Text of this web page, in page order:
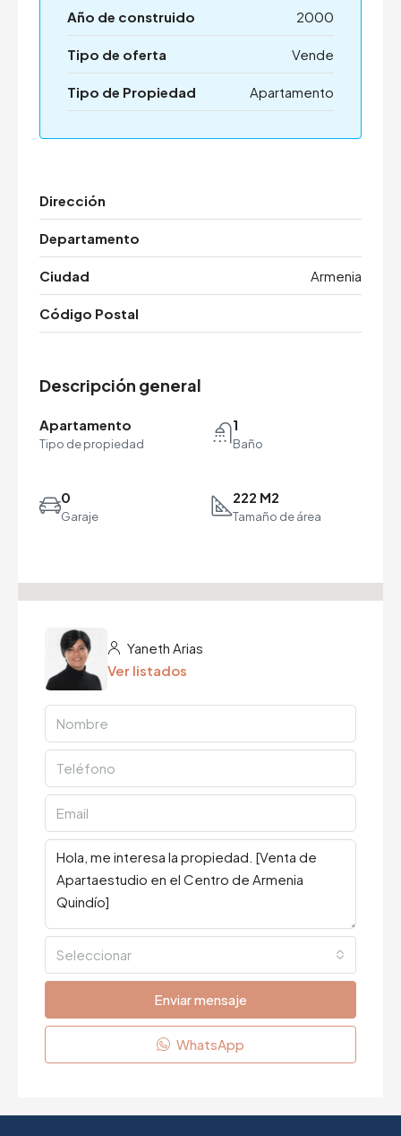
Año de construido 2000
Tipo de oferta Vende
Tipo de Propiedad Apartamento
Dirección
Departamento
Ciudad Armenia
Código Postal
Descripción general
Apartamento
Tipo de propiedad
1
Baño
0
Garaje
222 M2
Tamaño de área
Yaneth Arias
Ver listados
Seleccionar
Enviar mensaje
WhatsApp